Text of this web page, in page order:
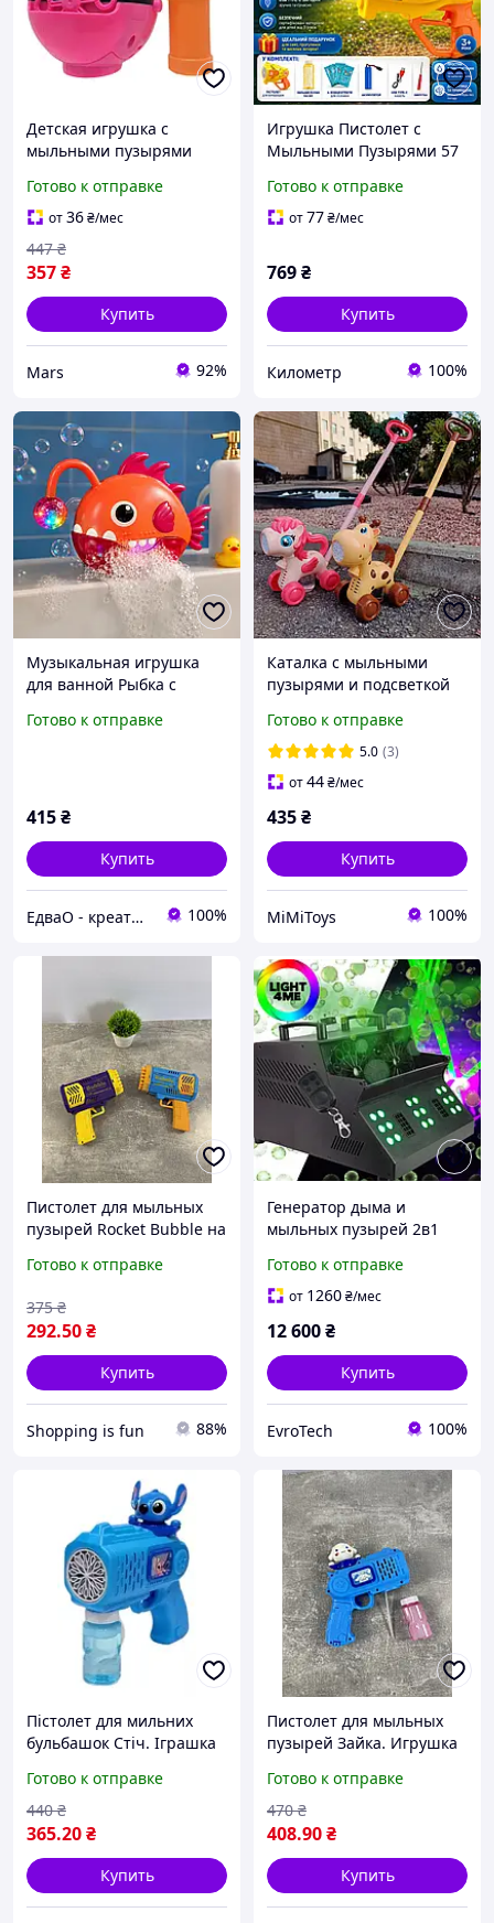
Детская игрушка с
мыльными пузырями
батарейках mars
Готово к отправке
от36₴/мес
357₴
447 ₴
Купить
Mars 92%
Игрушка Пистолет с
Мыльными Пузырями 57
Мыльных Пузырей на
Аккумуляторе ||
Готово к отправке
от77₴/мес
769₴
Купить
Километр 100%
Музыкальная игрушка
для ванной Рыбка с
подсветка, пузыри, игры
Готово к отправке
415₴
Купить
ЕдваО - креативные игрушки 100%
Каталка с мыльными
пузырями и подсветкой
Готово к отправке
5.0 (3)
от44₴/мес
435₴
Купить
MiMiToys 100%
Пистолет для мыльных
пузырей Rocket Bubble на
подсветкой голубой и
Готово к отправке
292.50₴
375 ₴
Купить
Shopping is fun 88%
Генератор дыма и
мыльных пузырей 2в1
подсветкой
Готово к отправке
от 1260₴/мес
12 600₴
Купить
EvroTech 100%
Пістолет для мильних
бульбашок Стіч. Іграшка
Bubble blaster блакитний
колір
Готово к отправке
365.20₴
440 ₴
Купить
Пистолет для мыльных
пузырей Зайка. Игрушка
Bubble blaster голубой
цвет
Готово к отправке
408.90₴
470 ₴
Купить